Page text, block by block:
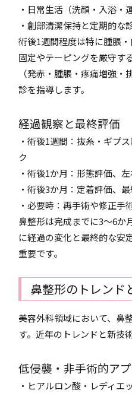
・日常生活（洗顔・入浴・
・創部清潔保持と定期的な
術後1週間程度は特に腫脹
固定やテーピングを厳守す
（発赤・腫脹・疼痛増強
診を指導します。
経過観察と最終評価
・術後1週間：抜糸・ギプ
ク
・術後1か月：形態評価、
・術後3か月：定着評価、
・必要時：再手術や修正手
鼻整形は完成までに3～6か
に経過の変化と最終的な安
重要です。
鼻整形のトレンド
美容外科領域において、鼻
す。近年のトレンドと新技
低侵襲・非手術的ア
・ヒアルロン酸・レディエ